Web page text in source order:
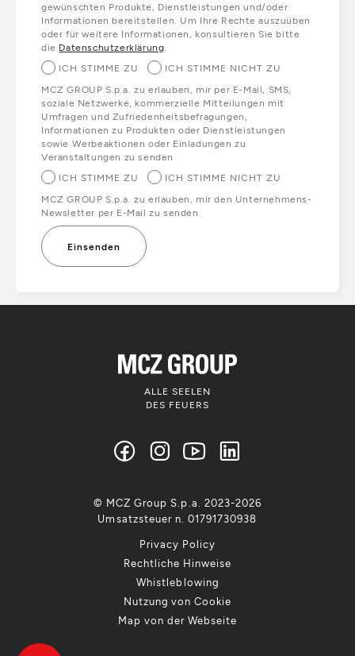
gewünschten Produkte, Dienstleistungen und/oder
Informationen bereitstellen. Um Ihre Rechte auszuüben
oder für weitere Informationen, konsultieren Sie bitte
die Datenschutzerklärung
ICH STIMME ZU
ICH STIMME NICHT ZU
MCZ GROUP S.p.a. zu erlauben, mir per E-Mail, SMS,
soziale Netzwerke, kommerzielle Mitteilungen mit
Umfragen und Zufriedenheitsbefragungen,
Informationen zu Produkten oder Dienstleistungen
sowie Werbeaktionen oder Einladungen zu
Veranstaltungen zu senden
ICH STIMME ZU
ICH STIMME NICHT ZU
MCZ GROUP S.p.a. zu erlauben, mir den Unternehmens-
Newsletter per E-Mail zu senden
ALLE SEELEN
DES FEUERS
Privacy Policy
Rechtliche Hinweise
Whistleblowing
Nutzung von Cookie
Map von der Webseite
© MCZ Group S.p.a. 2023-2026
Umsatzsteuer n. 01791730938